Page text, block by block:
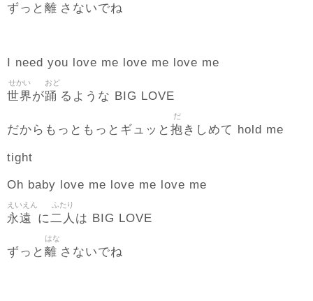
ずっと 離 さないでね
I need you love me love me love me
世界
せかい
が踊
おど
るような BIG LOVE
だからもっともっとギュッと 抱
だ
きしめて hold me
tight
Oh baby love me love me love me
永遠
えいえん
に 二人
ふたり
は BIG LOVE
ずっと 離
はな
さないでね